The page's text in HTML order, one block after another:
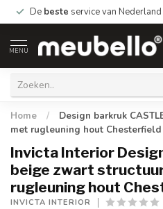
De beste service van Nederland
MENU
Home /
Design barkruk
met rugleuning hout
Invicta Interior
beige zwart
rugleuning hout
INVICTA INTERIOR